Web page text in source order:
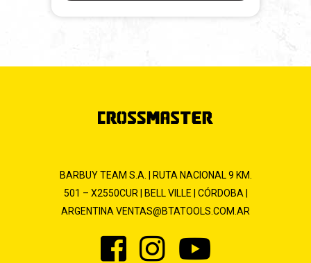
BARBUY TEAM S.A. | RUTA NACIONAL 9 KM.
501 – X2550CUR | BELL VILLE | CÓRDOBA |
ARGENTINA VENTAS@BTATOOLS.COM.AR